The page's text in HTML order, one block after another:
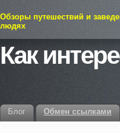
Обзоры путешествий и
людях
Как
Блог Обмен ссылками